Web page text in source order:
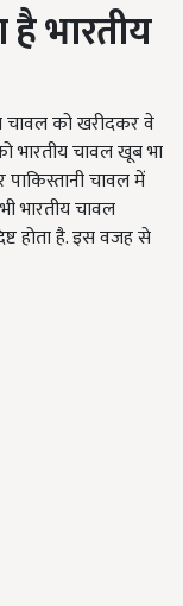
हैभारतीय
चावल को खरीदकर वे
भारतीय चावल खूब भा
पाकिस्तानी चावल में
भारतीय चावल
होता है. इस वजह से